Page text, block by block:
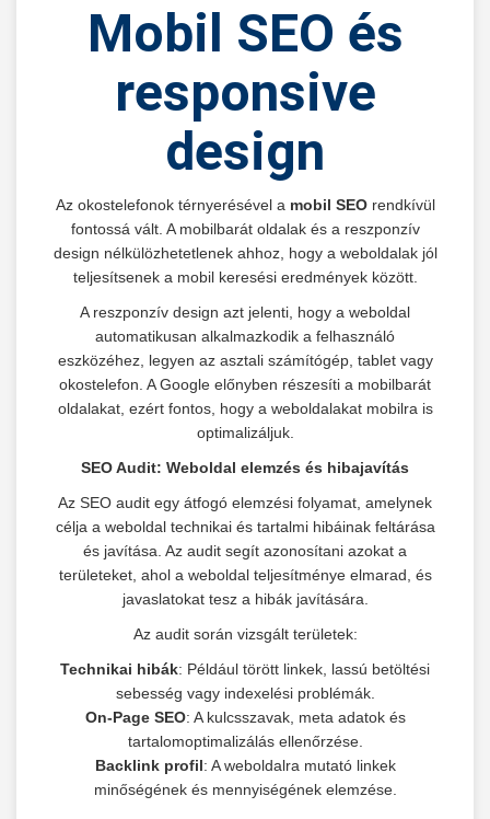
Mobil SEO és
responsive
design
Az okostelefonok térnyerésével a mobil SEOrendkívül
fontossá vált. A mobilbarát oldalak és a reszponzív
design nélkülözhetetlenek ahhoz, hogy a weboldalak jól
teljesítsenek a mobil keresési eredmények között.
A reszponzív design azt jelenti, hogy a weboldal
automatikusan alkalmazkodik a felhasználó
eszközéhez, legyen az asztali számítógép, tablet vagy
okostelefon. A Google előnyben részesíti a mobilbarát
oldalakat, ezért fontos, hogy a weboldalakat mobilra is
optimalizáljuk.
SEO Audit: Weboldal elemzés és hibajavítás
Az SEO audit egy átfogó elemzési folyamat, amelynek
célja a weboldal technikai és tartalmi hibáinak feltárása
és javítása. Az audit segít azonosítani azokat a
területeket, ahol a weboldal teljesítménye elmarad, és
javaslatokat tesz a hibák javítására.
Az audit során vizsgált területek:
Technikai hibák: Például törött linkek, lassú betöltési
sebesség vagy indexelési problémák.
On-Page SEO: A kulcsszavak, meta adatok és
tartalomoptimalizálás ellenőrzése.
Backlink profil: A weboldalra mutató linkek
minőségének és mennyiségének elemzése.